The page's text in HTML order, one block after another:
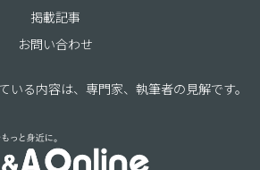
掲載記事
お問い合わせ
る内容は、専門家、執筆者の見解です。